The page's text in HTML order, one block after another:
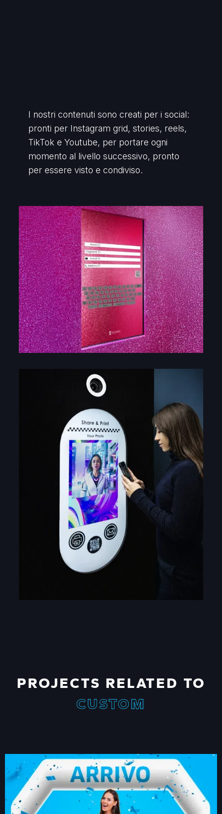
I nostri contenuti sono creati per i social:
pronti per Instagram grid, stories, reels,
TikTok e Youtube, per portare ogni
momento al livello successivo, pronto
per essere visto e condiviso.
PROJECTS RELATED TO
CUSTOM